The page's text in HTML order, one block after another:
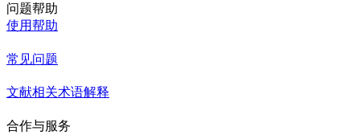
问题帮助
使用帮助
常见问题
文献相关术语解释
合作与服务